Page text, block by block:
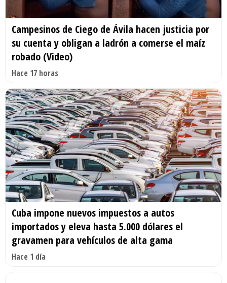
Campesinos de Ciego de Ávila hacen justicia por
su cuenta y obligan a ladrón a comerse el maíz
robado (Video)
Hace 17 horas
Cuba impone nuevos impuestos a autos
importados y eleva hasta 5.000 dólares el
gravamen para vehículos de alta gama
Hace 1 día